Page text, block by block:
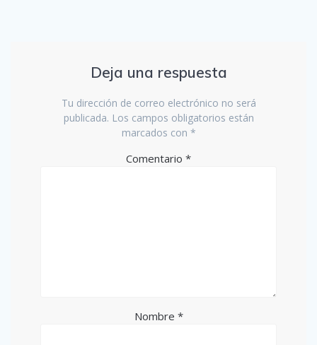
Deja una respuesta
Tu dirección de correo electrónico no será
publicada. Los campos obligatorios están
marcados con *
Comentario *
Nombre *